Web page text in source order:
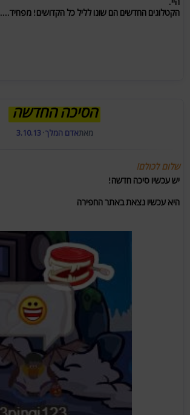
היי.
הקטלוגים החדשים הם שונו לליל כל הקדושים! מפחיד....
הסיכה החדשה
מאתאדם המלך·
3.10.13
שלום לכולם!
יש עכשיו סיכה חדשה!
היא עכשיו נצאת באתר החפירה